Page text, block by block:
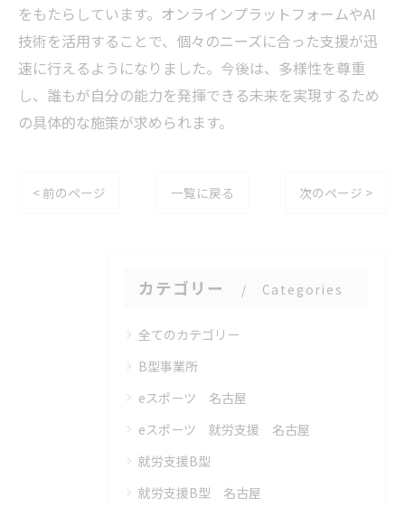
をもたらしています。オンラインプラットフォームやAI
技術を活用することで、個々のニーズに合った支援が迅
速に行えるようになりました。今後は、多様性を尊重
し、誰もが自分の能力を発揮できる未来を実現するため
の具体的な施策が求められます。
< 前のページ 一覧に戻る 次のページ >
カテゴリー Categories
全てのカテゴリー
B型事業所
eスポーツ 名古屋
eスポーツ 就労支援 名古屋
就労支援B型
就労支援B型 名古屋